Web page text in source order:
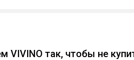
VIVINO так, чтобы не